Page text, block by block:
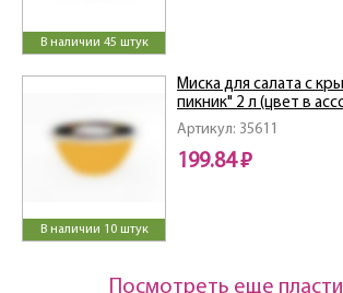
В наличии 45 штук
В наличии 10 штук
Артикул: 35611
Миска для салата с
пикник" 2 л (цвет в
199.84 ₽
Посмотреть еще